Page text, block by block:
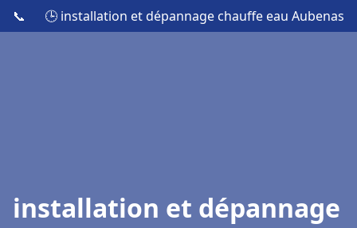
📞 🕒 installation et dépannage chauffe eau Aubenas
installation et dépannage